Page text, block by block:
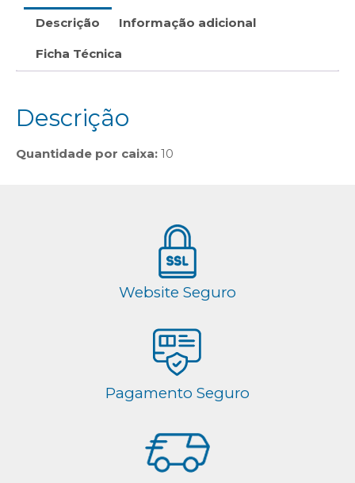
Descrição Informação adicional
Ficha Técnica
Descrição
Quantidade por caixa: 10
Website Seguro
Pagamento Seguro